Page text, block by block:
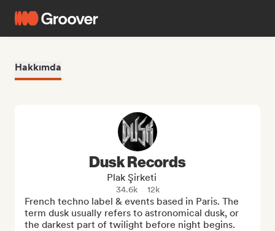
Hakkımda
Dusk Records
Plak Şirketi
34.6k 12k
French techno label & events based in Paris. The
term dusk usually refers to astronomical dusk, or
the darkest part of twilight before night begins.